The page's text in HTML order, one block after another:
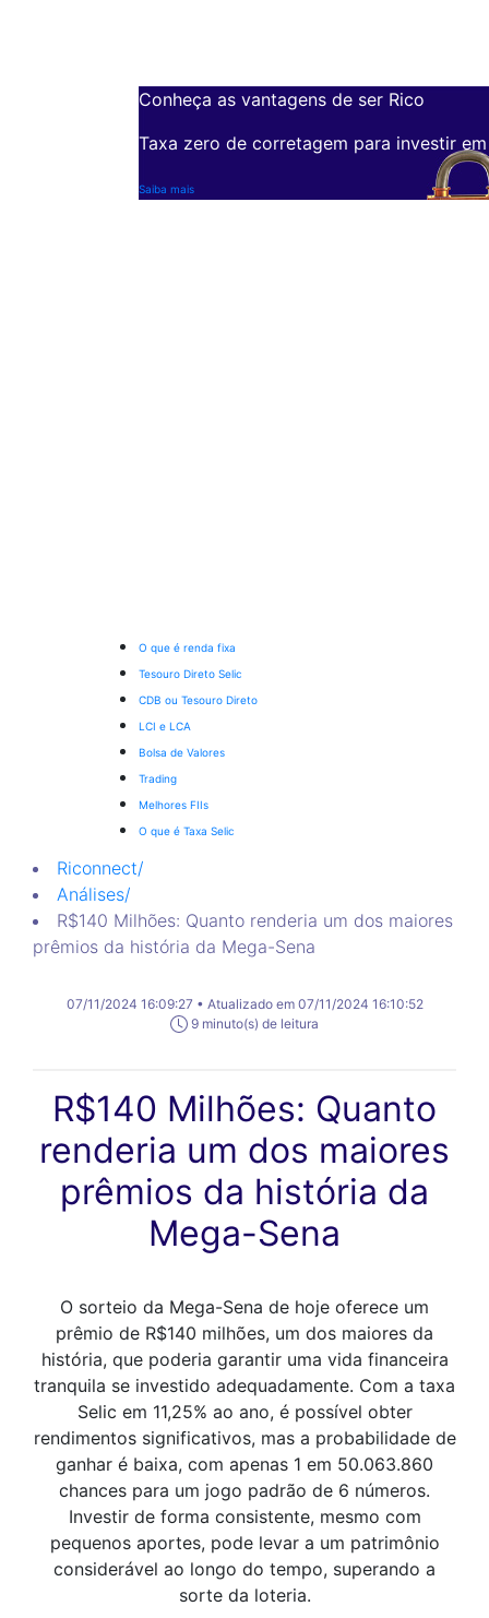
Conheça as vantagens de ser Rico
Taxa zero de corretagem para investir
Saiba mais
O que é renda fixa
Tesouro Direto Selic
CDB ou Tesouro Direto
LCI e LCA
Bolsa de Valores
Trading
Melhores FIIs
O que é Taxa Selic
Riconnect/
Análises/
R$140 Milhões: Quanto renderia um dos maiores
prêmios da história da Mega-Sena
07/11/2024 16:09:27 • Atualizado em 07/11/2024 16:10:52
9 minuto(s) de leitura
R$140 Milhões: Quanto
renderia um dos maiores
prêmios da história da
Mega-Sena
O sorteio da Mega-Sena de hoje oferece um
prêmio de R$140 milhões, um dos maiores da
história, que poderia garantir uma vida financeira
tranquila se investido adequadamente. Com a taxa
Selic em 11,25% ao ano, é possível obter
rendimentos significativos, mas a probabilidade de
ganhar é baixa, com apenas 1 em 50.063.860
chances para um jogo padrão de 6 números.
Investir de forma consistente, mesmo com
pequenos aportes, pode levar a um patrimônio
considerável ao longo do tempo, superando a
sorte da loteria.